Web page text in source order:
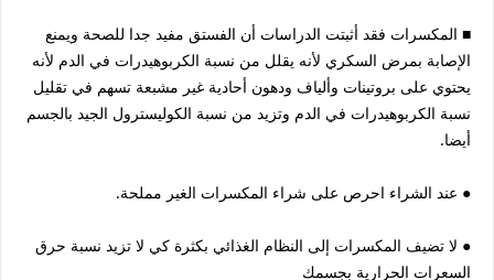
■ المكسرات فقد أثبتت الدراسات أن الفستق مفيد جدا للصحة ويمنع
الإصابة بمرض السكري لأنه يقلل من نسبة الكربوهيدرات في الدم لأنه
يحتوي على بروتينات وألياف ودهون أحادية غير مشبعة تسهم في تقليل
نسبة الكربوهيدرات في الدم وتزيد من نسبة الكوليسترول الجيد بالجسم
أيضا.
● عند الشراء احرص على شراء المكسرات الغير مملحة.
● لا تضيف المكسرات إلى النظام الغذائي بكثرة كي لا تزيد نسبة حرق
السعرات الحرارية بجسمك